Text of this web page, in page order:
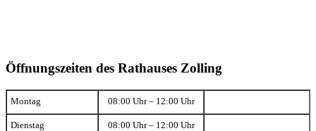
Öffnungszeiten des Rathauses Zolling
Montag 08:00 Uhr – 12:00 Uhr
Dienstag 08:00 Uhr – 12:00 Uhr